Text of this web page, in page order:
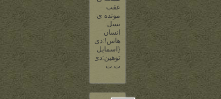
عقب
مونده ی
نسل
انسان
هاس!:دی
{اسمایل
توهین:دی}
ت.ت